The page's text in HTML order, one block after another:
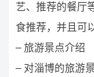
艺、推荐的餐厅
食推荐，并且可
– 旅游景点介绍
– 对淄博的旅游